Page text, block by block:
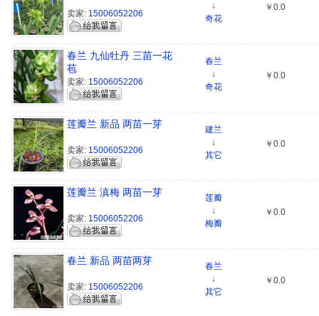
卖家: 15006052206
↓
奇花
￥0.0
春兰 九仙牡丹 三苗一花
苞
卖家: 15006052206
春兰
↓
奇花
￥0.0
莲瓣兰 新品 两苗一芽
卖家: 15006052206
建兰
↓
其它
￥0.0
莲瓣兰 滇梅 两苗一芽
卖家: 15006052206
莲瓣
↓
梅瓣
￥0.0
春兰 新品 两苗两芽
卖家: 15006052206
春兰
↓
其它
￥0.0